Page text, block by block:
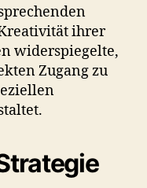
ihrer
widerspiegelte,
Zugang zu